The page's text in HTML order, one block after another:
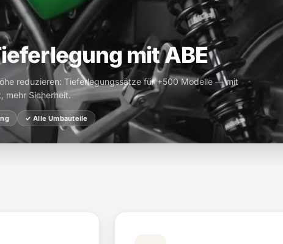
mit ABE
reduzieren: Tieferlegungssätze für +500 Modelle — mit
mehr Sicherheit.
✓ Alle Umbauteile